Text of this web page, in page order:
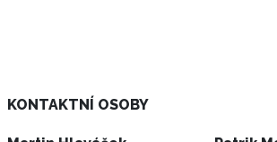
KONTAKTNÍ OSOBY